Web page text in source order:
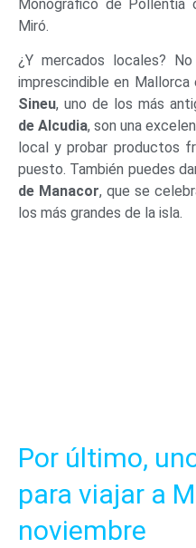
Monográfico de Pollentia
Miró.
¿Y mercados locales?
imprescindible en Mallorca
Sineu, uno de los más
de Alcudia, son una
local y probar productos
puesto. También puedes
de Manacor, que se
los más grandes de la isla.
Por último,
para viajar a
noviembre